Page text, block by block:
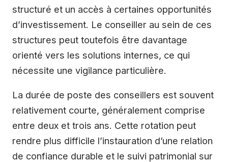
structuré et un accès à certaines opportunités
d’investissement. Le conseiller au sein de ces
structures peut toutefois être davantage
orienté vers les solutions internes, ce qui
nécessite une vigilance particulière.
La durée de poste des conseillers est souvent
relativement courte, généralement comprise
entre deux et trois ans. Cette rotation peut
rendre plus difficile l’instauration d’une relation
de confiance durable et le suivi patrimonial sur